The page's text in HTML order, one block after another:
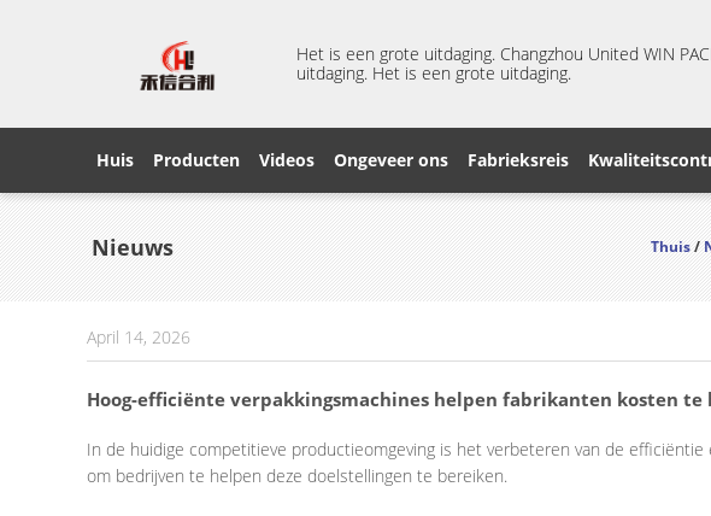
Het is een grote uitdaging. Changzhou United WIN
uitdaging. Het is een grote uitdaging.
Huis Producten Videos Ongeveer ons Fabrieksreis
Nieuws Thuis/
April 14, 2026
Hoog-efficiënte verpakkingsmachines helpen fabrikanten kosten
In de huidige competitieve productieomgeving is het verbeteren van de
om bedrijven te helpen deze doelstellingen te bereiken.